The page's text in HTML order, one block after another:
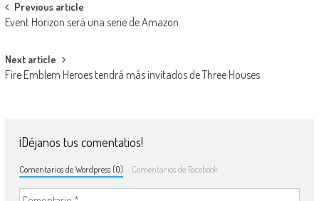
Navegación de entradas
Previous article
Event Horizon será una serie de Amazon
Next article
Fire Emblem Heroes tendrá más invitados de Three Houses
¡Déjanos tus comentatios!
Comentarios de Wordpress (0) Comentarios de Facebook